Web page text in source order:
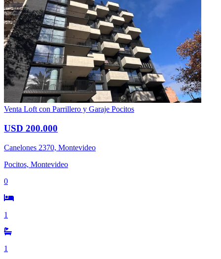
Venta Loft con Parrillero y Garaje Pocitos
USD 200.000
Canelones 2370, Montevideo
Pocitos, Montevideo
0
1
1